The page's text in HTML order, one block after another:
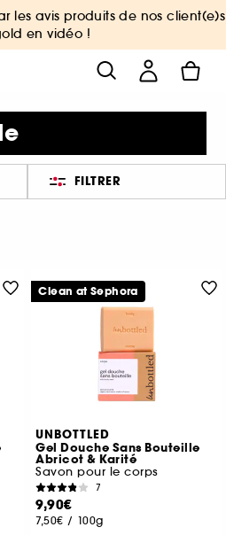
les avis produits de nos client(e)s
en vidéo !
FILTRER
UNBOTTLED
Gel Douche Sans Bouteille
Abricot & Karité
Savon pour le corps
7
9,90€
7,50€ / 100g
Clean at Sephora